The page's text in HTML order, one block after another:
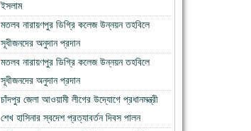
ইসলাম
মতলব নারায়ণপুর ডিগ্রি কলেজ উন্নয়ন তহবিলে
সূধীজনদের অনুদান প্রদান
মতলব নারায়ণপুর ডিগ্রি কলেজ উন্নয়ন তহবিলে
সূধীজনদের অনুদান প্রদান
চাঁদপুর জেলা আওয়ামী লীগের উদ্যোগে প্রধানমন্ত্রী
শেখ হাসিনার স্বদেশ প্রত্যাবর্তন দিবস পালন